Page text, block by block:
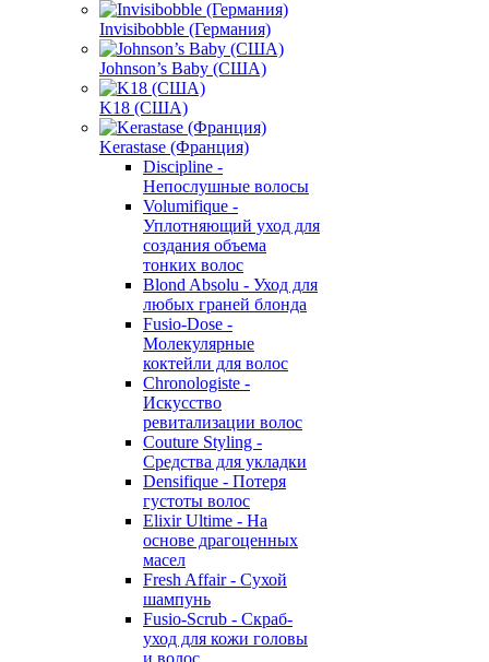
Invisibobble (Германия)
Johnson’s Baby (США)
K18 (США)
Kerastase (Франция)
Discipline -
Непослушные волосы
Volumifique -
Уплотняющий уход для
создания объема
тонких волос
Blond Absolu - Уход для
любых граней блонда
Fusio-Dose -
Молекулярные
коктейли для волос
Chronologiste -
Искусство
ревитализации волос
Couture Styling -
Средства для укладки
Densifique - Потеря
густоты волос
Elixir Ultime - На
основе драгоценных
масел
Fresh Affair - Сухой
шампунь
Fusio-Scrub - Скраб-
уход для кожи головы
и волос